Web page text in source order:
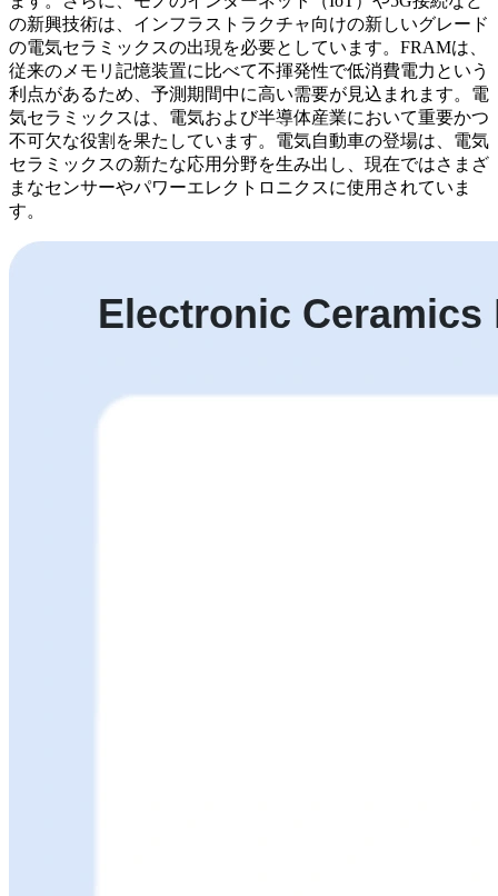
の新興技術は、インフラストラクチャ向けの新しいグレード
の電気セラミックスの出現を必要としています。FRAMは、
従来のメモリ記憶装置に比べて不揮発性で低消費電力という
利点があるため、予測期間中に高い需要が見込まれます。電
気セラミックスは、電気および半導体産業において重要かつ
不可欠な役割を果たしています。電気自動車の登場は、電気
セラミックスの新たな応用分野を生み出し、現在ではさまざ
まなセンサーやパワーエレクトロニクスに使用されていま
す。